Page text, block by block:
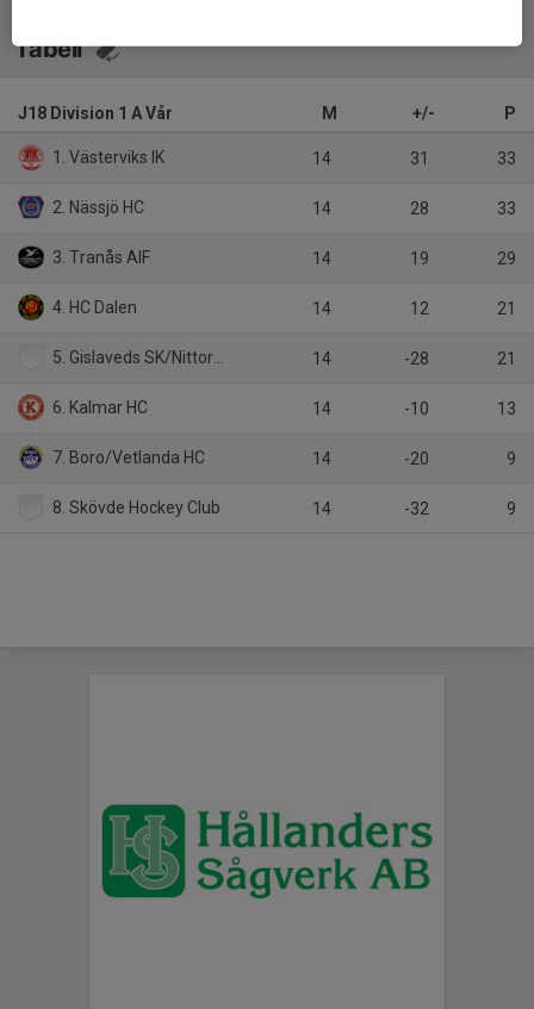
Tabell
J18 Division 1 A Vår M +/- P
1. Västerviks IK 14 31 33
2. Nässjö HC 14 28 33
3. Tranås AIF 14 19 29
4. HC Dalen 14 12 21
5. Gislaveds SK/Nittorp IK 14 -28 21
6. Kalmar HC 14 -10 13
7. Boro/Vetlanda HC 14 -20 9
8. Skövde Hockey Club 14 -32 9